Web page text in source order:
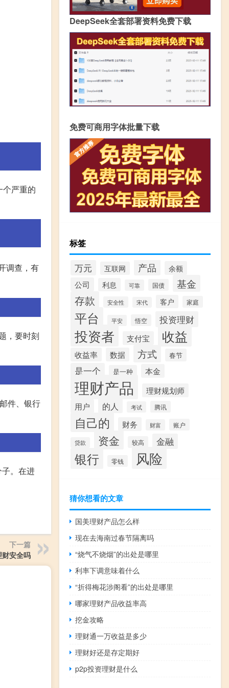
严重的
调查，有
，要时刻
件、银行
。在进
下一篇
安全吗
DeepSeek全套部署资料免费下载
免费可商用字体批量下载
标签
万元 互联网 产品
余额
公司
利息 可靠 国债 基金
存款 安全性 宋代 客户 家庭
平台 平安 悟空 投资理财
投资者 支付宝 收益
收益率 数据 方式 春节
是一个 是一种 本金
理财产品
理财规划师
用户
的人 考试 腾讯
自己的 财务 财富 账户
贷款 资金 较高 金融
银行 零钱 风险
猜你想看的文章
国美理财产品怎么样
现在去海南过春节隔离吗
“烧气不烧烟”的出处是哪里
利率下调意味着什么
“折得梅花涉阁看”的出处是哪里
哪家理财产品收益率高
挖金攻略
理财通一万收益是多少
理财好还是存定期好
p2p投资理财是什么